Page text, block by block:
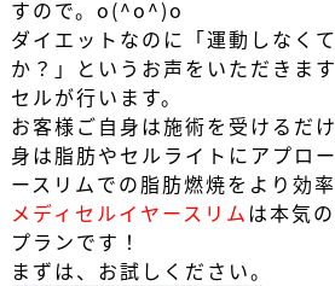
すので。o(^o^)o
ダイエットなのに 「運動しなく
か？」
というお声をいただきま
セルが行います。
お客様ご自身は施術を受けるだ
身は脂肪やセルライトにアプロー
ースリムでの脂肪燃焼をより効率
メディセルイヤースリムは本気
プランです！
まずは、お試しください。